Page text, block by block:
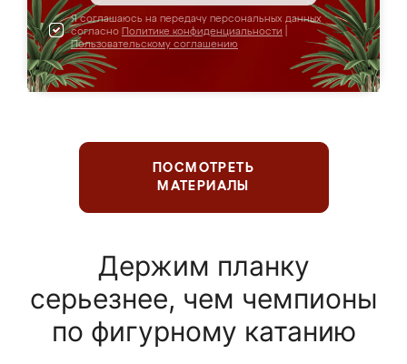
Я соглашаюсь на передачу персональных данных
согласно Политике конфиденциальности
Пользовательскому соглашению
ПОСМОТРЕТЬ
МАТЕРИАЛЫ
Держим планку
серьезнее, чем чемпионы
по фигурному катанию